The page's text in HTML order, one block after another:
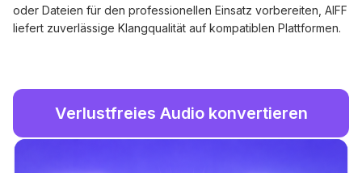
oder Dateien für den professionellen Einsatz vorbereiten, AIFF
liefert zuverlässige Klangqualität auf kompatiblen Plattformen.
Verlustfreies Audio konvertieren